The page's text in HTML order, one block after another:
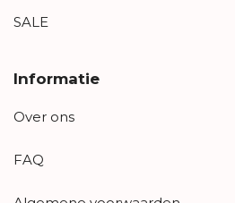
SALE
Informatie
Over ons
FAQ